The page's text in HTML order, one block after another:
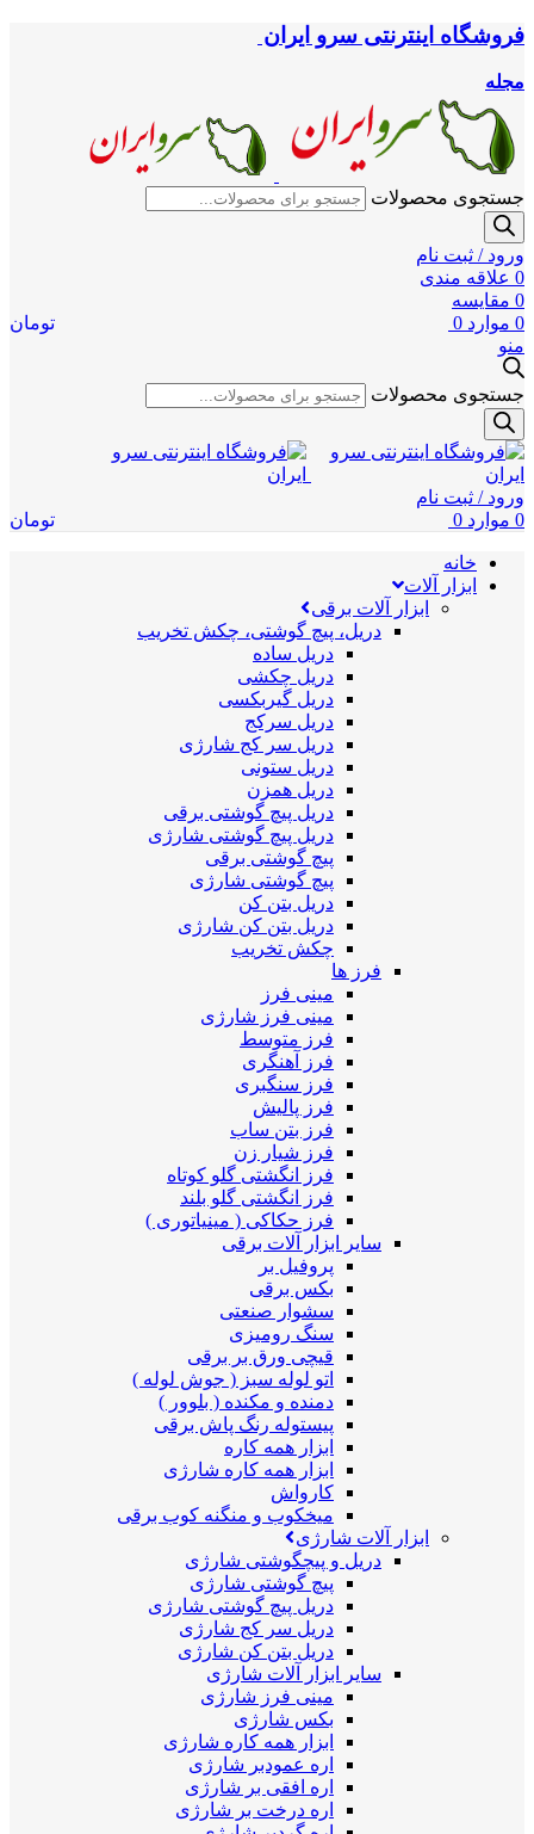
فروشگاه اینترنتی سرو ایران
مجله
جستجوی محصولات
ورود / ثبت نام
0 علاقه مندی
0 مقایسه
0 موارد 0
تومان
منو
جستجوی محصولات
ورود / ثبت نام
0 موارد 0 تومان
خانه
ابزار آلات
ابزار آلات برقی
دریل، پیچ گوشتی، چکش تخریب
دریل ساده
دریل چکشی
دریل گیربکسی
دریل سرکج
دریل سر کج شارژی
دریل ستونی
دریل همزن
دریل پیچ گوشتی برقی
دریل پیچ گوشتی شارژی
پیچ گوشتی برقی
پیچ گوشتی شارژی
دریل بتن کن
دریل بتن کن شارژی
چکش تخریب
فرز ها
مینی فرز
مینی فرز شارژی
فرز متوسط
فرز آهنگری
فرز سنگبری
فرز پالیش
فرز بتن ساب
فرز شیار زن
فرز انگشتی گلو کوتاه
فرز انگشتی گلو بلند
فرز حکاکی ( مینیاتوری )
سایر ابزار آلات برقی
پروفیل بر
بکس برقی
سشوار صنعتی
سنگ رومیزی
قیچی ورق بر برقی
اتو لوله سبز ( جوش لوله )
دمنده و مکنده ( بلوور )
پیستوله رنگ پاش برقی
ابزار همه کاره
ابزار همه کاره شارژی
کارواش
میخکوب و منگنه کوب برقی
ابزار آلات شارژی
دریل و پیچگوشتی شارژی
پیچ گوشتی شارژی
دریل پیچ گوشتی شارژی
دریل سر کج شارژی
دریل بتن کن شارژی
سایر ابزار آلات شارژی
مینی فرز شارژی
بکس شارژی
ابزار همه کاره شارژی
اره عمودبر شارژی
اره افقی بر شارژی
اره درخت بر شارژی